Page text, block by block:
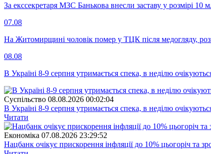
За екссекретаря МЗС Банькова внесли заставу у розмірі 10
07.08
На Житомирщині чоловік помер у ТЦК після медогляду,
08.08
В Україні 8-9 серпня утримається спека, в неділю
Суспiльство 08.08.2026 00:02:04
В Україні 8-9 серпня утримається спека, в неділю
Читати
Економіка 07.08.2026 23:29:52
Нацбанк очікує прискорення інфляції до 10% цьогоріч та